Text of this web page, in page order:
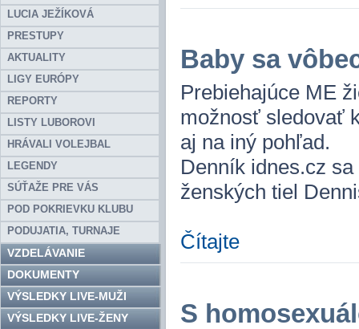
LUCIA JEŽÍKOVÁ
PRESTUPY
AKTUALITY
LIGY EURÓPY
REPORTY
LISTY LUBOROVI
HRÁVALI VOLEJBAL
LEGENDY
SÚŤAŽE PRE VÁS
POD POKRIEVKU KLUBU
PODUJATIA, TURNAJE
VZDELÁVANIE
DOKUMENTY
VÝSLEDKY LIVE-MUŽI
VÝSLEDKY LIVE-ŽENY
Baby sa
Prebiehajúce ME
možnosť sledovať
aj na iný pohľad.
Denník idnes.cz
ženských tiel
Čítajte
S